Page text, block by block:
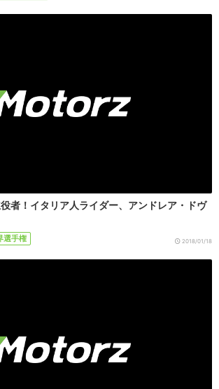
者！イタリア人ライダー、アンドレア・ドヴ
選手権 2018/01/18